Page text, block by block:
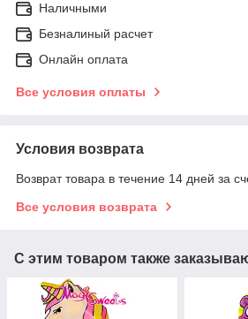
Наличными
Безналиный расчет
Онлайн оплата
Все условия оплаты
Условия возврата
Возврат товара в течение 14 дней за
Все условия возврата
С этим товаром также